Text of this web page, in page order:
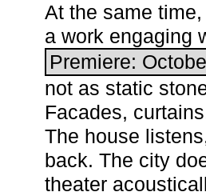
At the same time,
a work engaging
Premiere:
not as static
Facades,
The house
back. The city
theater